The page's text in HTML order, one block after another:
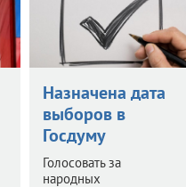
Назначена дата
выборов в
Госдуму
Голосовать за
народных